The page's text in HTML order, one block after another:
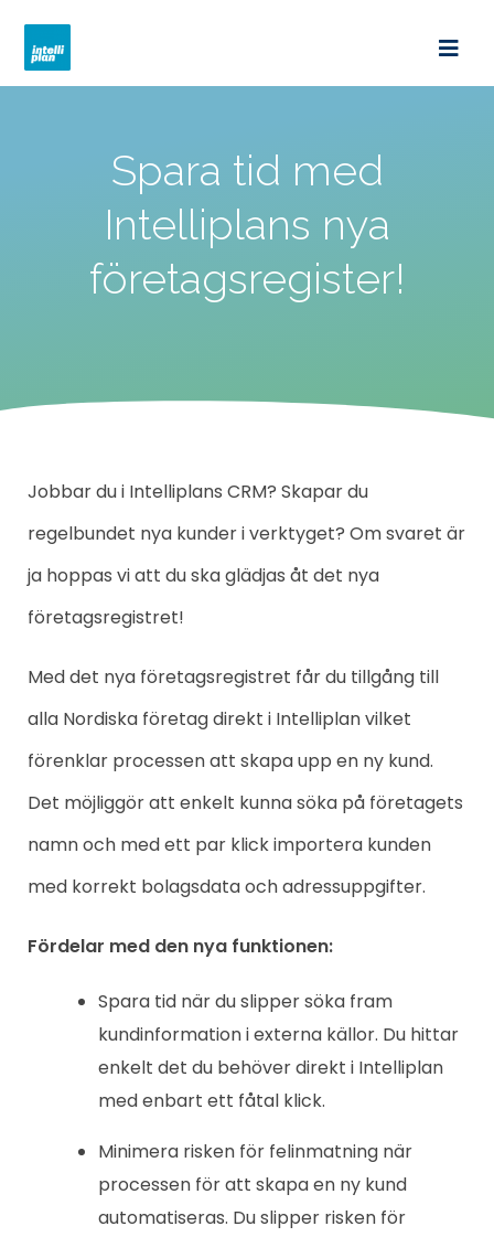
intelliplan.se
Spara tid med
Intelliplans nya
företagsregister!
Jobbar du i Intelliplans CRM? Skapar du
regelbundet nya kunder i verktyget? Om svaret är
ja hoppas vi att du ska glädjas åt det nya
företagsregistret!
Med det nya företagsregistret får du tillgång till
alla Nordiska företag direkt i Intelliplan vilket
förenklar processen att skapa upp en ny kund.
Det möjliggör att enkelt kunna söka på företagets
namn och med ett par klick importera kunden
med korrekt bolagsdata och adressuppgifter.
Fördelar med den nya funktionen:
Spara tid när du slipper söka fram
kundinformation i externa källor. Du hittar
enkelt det du behöver direkt i Intelliplan
med enbart ett fåtal klick.
Minimera risken för felinmatning när
processen för att skapa en ny kund
automatiseras. Du slipper risken för